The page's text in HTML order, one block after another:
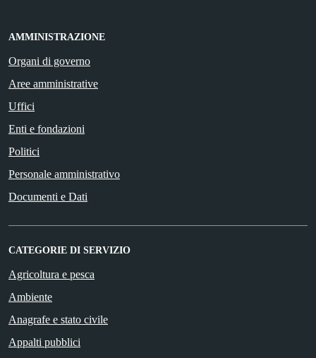
AMMINISTRAZIONE
Organi di governo
Aree amministrative
Uffici
Enti e fondazioni
Politici
Personale amministrativo
Documenti e Dati
CATEGORIE DI SERVIZIO
Agricoltura e pesca
Ambiente
Anagrafe e stato civile
Appalti pubblici